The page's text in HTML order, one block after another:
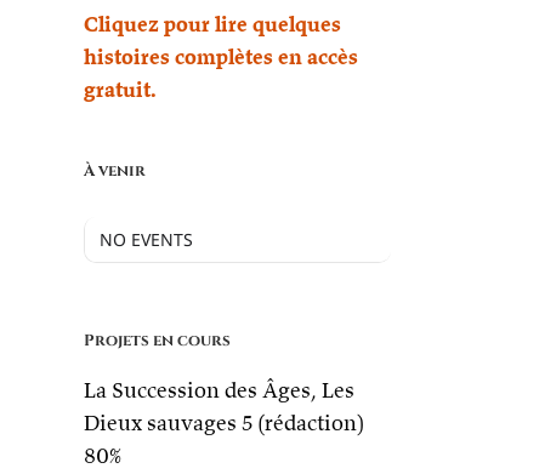
Cliquez pour lire quelques
histoires complètes en accès
gratuit.
À venir
NO EVENTS
Projets en cours
La Succession des Âges, Les
Dieux sauvages 5 (rédaction)
80%